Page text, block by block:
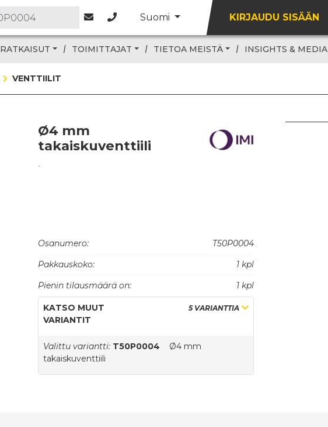
Suomi KIRJAUDU SISÄÄN
RATKAISUT TOIMITTAJAT TIETOA MEISTÄ INSIGHTS & MEDIA
VENTTIILIT
Ø4 mm
takaiskuventtiili
.
Osanumero:
T50P0004
Pakkauskoko:
1 kpl
Pienin tilausmäärä on:
1 kpl
KATSO MUUT
VARIANTIT
5 VARIANTTIA
Valittu variantti: T50P0004
Ø4 mm
takaiskuventtiili